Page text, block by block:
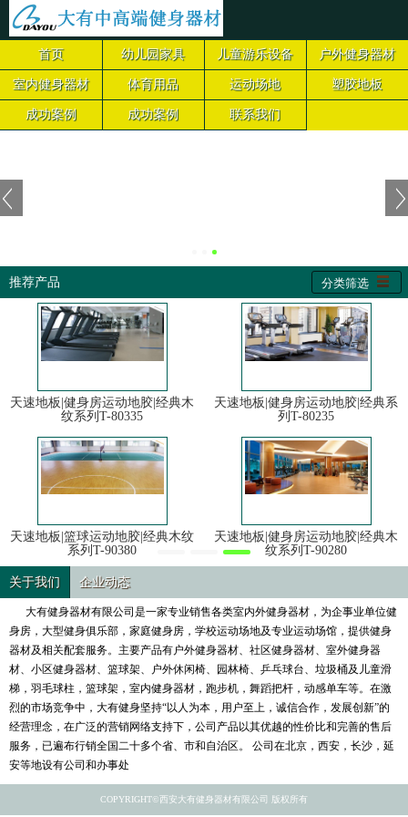
首页 幼儿园家具 儿童游乐设备 户外健身器材
室内健身器材 体育用品 运动场地 塑胶地板
成功案例 成功案例 联系我们
推荐产品 分类筛选
天速地板|健身房运动地胶|经典木
纹系列T-80335
天速地板|健身房运动地胶|经典系
列T-80235
天速地板|篮球运动地胶|经典木纹
系列T-90380
天速地板|健身房运动地胶|经典木
纹系列T-90280
关于我们 企业动态
大有健身器材有限公司是一家专业销售各类室内外健身器材，为企事业单位健
身房，大型健身俱乐部，家庭健身房，学校运动场地及专业运动场馆，提供健身
器材及相关配套服务。主要产品有户外健身器材、社区健身器材、室外健身器
材、小区健身器材、篮球架、户外休闲椅、园林椅、乒乓球台、垃圾桶及儿童滑
梯，羽毛球柱，篮球架，室内健身器材，跑步机，舞蹈把杆，动感单车等。在激
烈的市场竞争中，大有健身坚持“以人为本，用户至上，诚信合作，发展创新”的
经营理念，在广泛的营销网络支持下，公司产品以其优越的性价比和完善的售后
服务，已遍布行销全国二十多个省、市和自治区。 公司在北京，西安，长沙，延
安等地设有公司和办事处
COPYRIGHT©西安大有健身器材有限公司 版权所有